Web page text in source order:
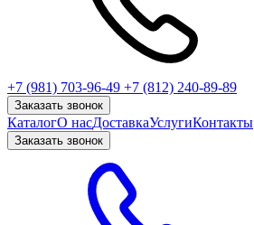
+7 (981) 703-96-49 +7 (812) 240-89-89
Заказать звонок
КаталогО насДоставкаУслугиКонтакты
Заказать звонок